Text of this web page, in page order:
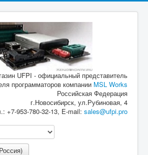
UFPI - официальный представитель
программаторов компании MSL Works
Российская Федерация
г.Новосибирск, ул.Рубиновая, 4
+7-953-780-32-13, E-mail: sales@ufpi.pro